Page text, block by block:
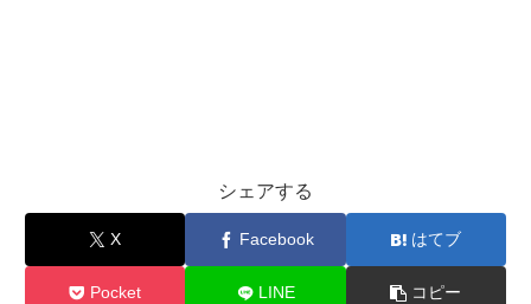
シェアする
X Facebook はてブ
Pocket LINE コピー